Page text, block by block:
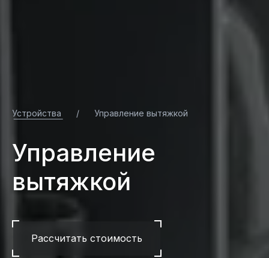
Устройства / Управление вытяжкой
Управление
вытяжкой
Рассчитать стоимость